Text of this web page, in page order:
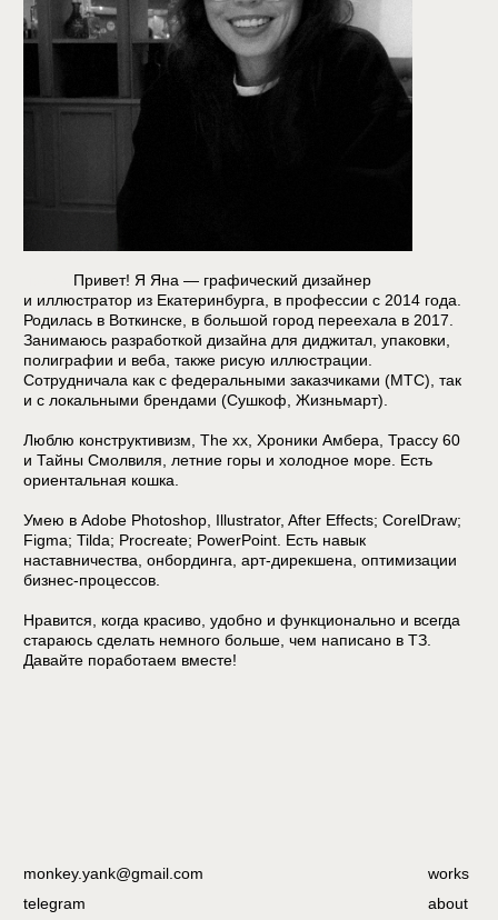
Люблю конструктивизм, The xx, Хроники Амбера, Трассу 60
и Тайны Смолвиля, летние горы и холодное море. Есть
ориентальная кошка.
Умею в Adobe Photoshop, Illustrator, After Effects; CorelDraw;
Figma; Tilda; Procreate; PowerPoint. Есть навык
наставничества, онбординга, арт-дирекшена, оптимизации
бизнес-процессов.
Нравится, когда красиво, удобно и функционально и всегда
стараюсь сделать немного больше, чем написано в ТЗ.
Давайте поработаем вместе!
monkey.yank@gmail.com
about
works
telegram
monkey_yank ©️ 2026